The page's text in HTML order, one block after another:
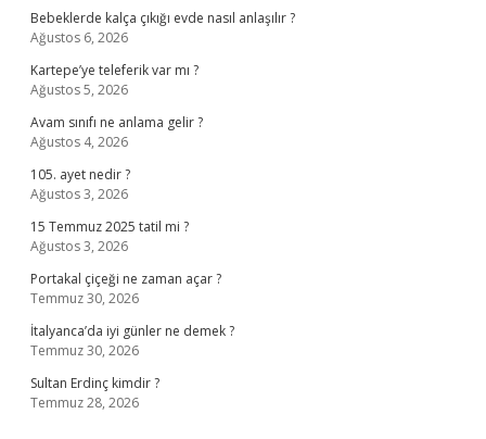
Bebeklerde kalça çıkığı evde nasıl anlaşılır ?
Ağustos 6, 2026
Kartepe’ye teleferik var mı ?
Ağustos 5, 2026
Avam sınıfı ne anlama gelir ?
Ağustos 4, 2026
105. ayet nedir ?
Ağustos 3, 2026
15 Temmuz 2025 tatil mi ?
Ağustos 3, 2026
Portakal çiçeği ne zaman açar ?
Temmuz 30, 2026
İtalyanca’da iyi günler ne demek ?
Temmuz 30, 2026
Sultan Erdinç kimdir ?
Temmuz 28, 2026